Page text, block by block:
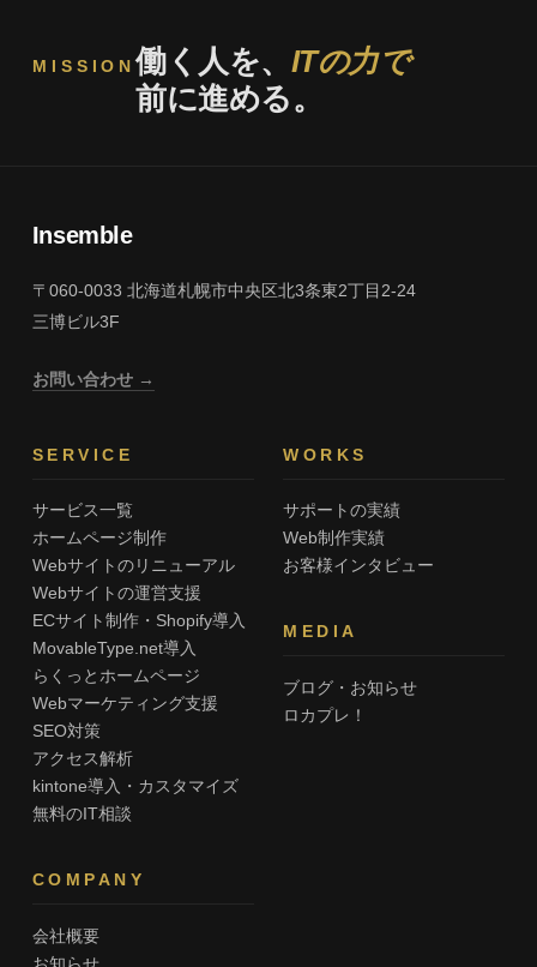
MISSION働く人を、 ITの力で
前に進める。
Insemble
〒060-0033 北海道札幌市中央区北3条東2丁目2-24
三博ビル3F
お問い合わせ →
SERVICE
サービス一覧
ホームページ制作
Webサイトのリニューアル
Webサイトの運営支援
ECサイト制作・Shopify導入
MovableType.net導入
らくっとホームページ
Webマーケティング支援
SEO対策
アクセス解析
kintone導入・カスタマイズ
無料のIT相談
WORKS
サポートの実績
Web制作実績
お客様インタビュー
MEDIA
ブログ・お知らせ
ロカプレ！
COMPANY
会社概要
お知らせ